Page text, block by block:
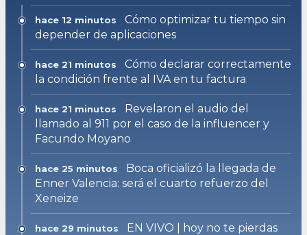
hace 12 minutos
Cómo optimizar tu tiempo sin
depender de aplicaciones
hace 21 minutos
Cómo declarar correctamente
la condición frente al IVA en tu factura
hace 21 minutos
Revelaron el audio del
llamado al 911 por el caso de la influencer y
Facundo Moyano
hace 25 minutos
Boca oficializó la llegada de
Enner Valencia: será el cuarto refuerzo del
Xeneize
hace 29 minutos
EN VIVO | hoy no te pierdas